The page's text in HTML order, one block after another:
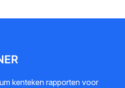
kenteken rapporten voor